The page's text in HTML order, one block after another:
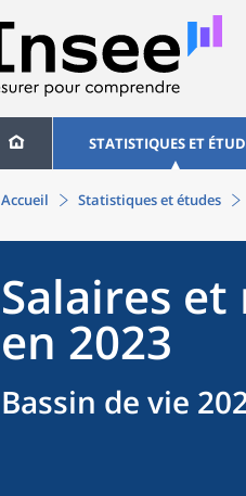
STATISTIQUES ET
Accueil Statistiques et études
Salaires
en 2023
Bassin de vie